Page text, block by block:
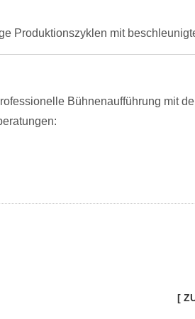
Produktionszyklen mit
Bühnenaufführung mit
[